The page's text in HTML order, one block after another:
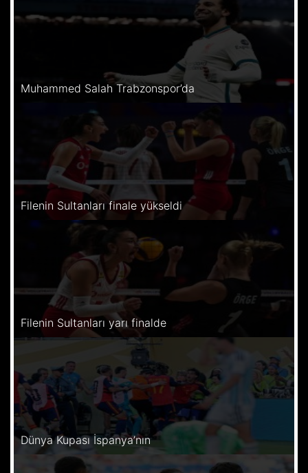
Muhammed Salah Trabzonspor’da
Filenin Sultanları finale yükseldi
Filenin Sultanları yarı finalde
Dünya Kupası İspanya’nın